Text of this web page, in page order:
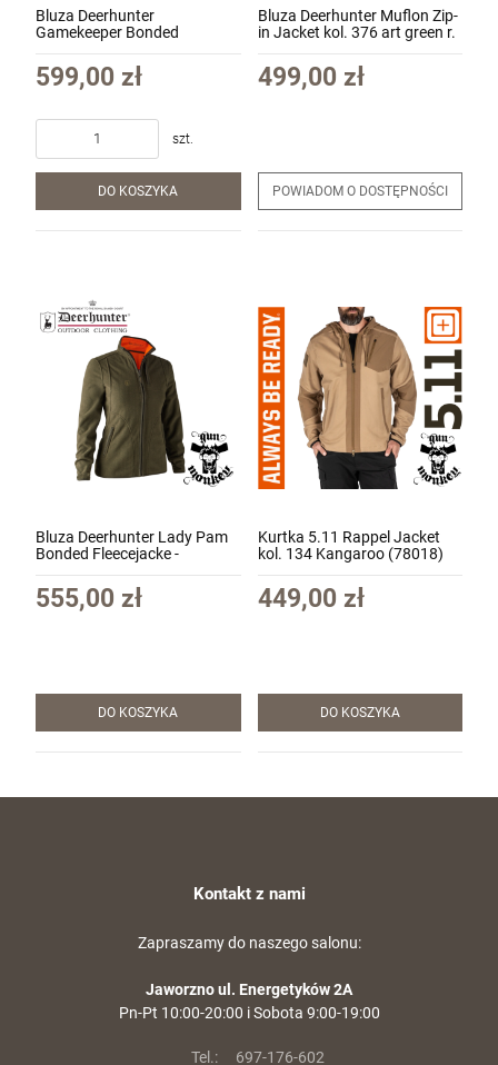
Bluza Deerhunter
Gamekeeper Bonded
Orange r. 2XL (5526)
599,00 zł
szt.
DO KOSZYKA
Bluza Deerhunter Muflon Zip-
in Jacket kol. 376 art green r.
499,00 zł
POWIADOM O DOSTĘPNOŚCI
Bluza Deerhunter Lady Pam
Bonded Fleecejacke -
Wendbar kol. 669 Orange
(5708)
555,00 zł
DO KOSZYKA
Kurtka 5.11 Rappel Jacket
kol. 134 Kangaroo (78018)
449,00 zł
DO KOSZYKA
Kontakt z nami
Zapraszamy do naszego salonu:
Jaworzno ul. Energetyków 2A
Pn-Pt 10:00-20:00 i Sobota 9:00-19:00
Tel.: 697-176-602